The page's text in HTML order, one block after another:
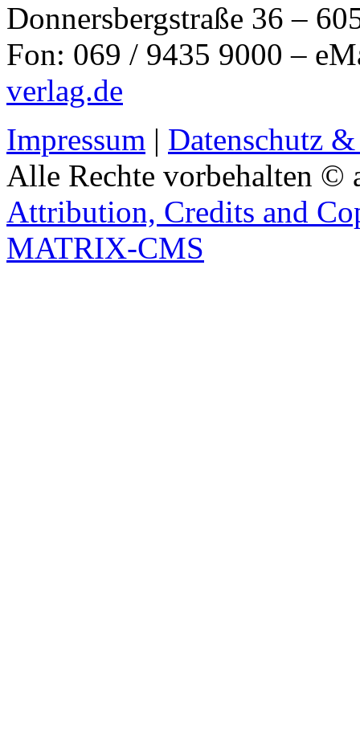
Donnersbergstraße 36 –
Fon: 069 / 9435 9000 –
verlag.de
Impressum | Datenschutz
Alle Rechte vorbehalten ©
Attribution, Credits and
MATRIX-CMS